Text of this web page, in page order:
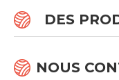
DES
NOUS